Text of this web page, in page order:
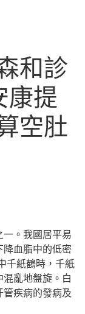
和診
康提
空肚
一。我國居平易
血脂中的低密
千紙鶴時，千紙
亂地盤旋。白
疾病的發病及